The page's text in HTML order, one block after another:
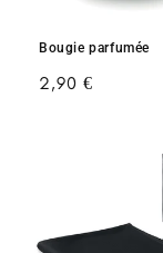
Bougie parfumée
Prix
2,90 €